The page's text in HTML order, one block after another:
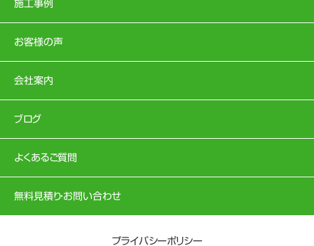
施工事例
お客様の声
会社案内
ブログ
よくあるご質問
無料見積り・お問い合わせ
プライバシーポリシー